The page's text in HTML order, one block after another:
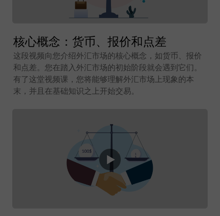
核心概念：货币、报价和点差
这段视频向您介绍外汇市场的核心概念，如货币、报价
和点差。您在踏入外汇市场的初始阶段就会遇到它们。
有了这堂视频课，您将能够理解外汇市场上现象的本
末，并且在基础知识之上开始交易。